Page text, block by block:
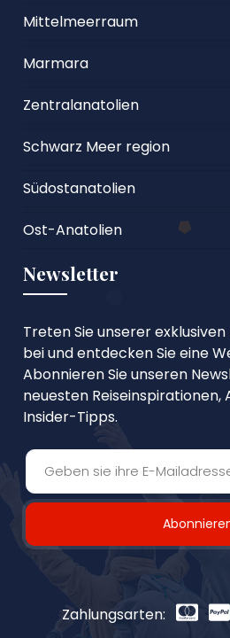
Mittelmeerraum
Marmara
Zentralanatolien
Schwarz Meer region
Südostanatolien
Ost-Anatolien
Newsletter
Treten Sie unserer
bei und entdecken Sie eine
Abonnieren Sie unseren
neuesten Reiseinspirationen,
Insider-Tipps.
Zahlungsarten: